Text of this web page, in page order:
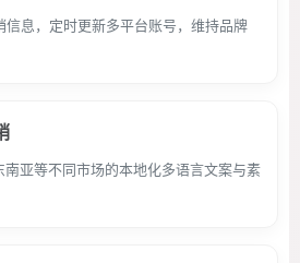
信息，定时更新多平台账号，维持品牌
亚等不同市场的本地化多语言文案与素